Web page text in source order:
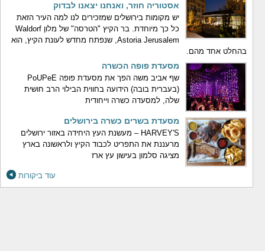
אסטוריה חוזר, ואנחנו יצאנו לבדוק
יש מקומות בירושלים שמזכירים לנו למה העיר הזאת
כל כך מיוחדת. בר הקיץ "הטרסה" של מלון Waldorf
Astoria Jerusalem, שנפתח מחדש לעונת הקיץ, הוא
בהחלט אחד מהם.
מסעדת פופה הכשרה
שף אביב משה הפך את מסעדת פופה PoUPeE
(בעברית בובה) הידועה בחווית הבילוי הרב חושית
שלה, למסעדה כשרה וייחודית
מסעדת בשרים כשרה בירושלים
HARVEY'S – מעשנת העץ היחידה באזור ירושלים
מרעננת את התפריט לכבוד הקיץ ולראשונה בארץ
מציגה סלמון בעישון עץ ארז
עוד ביקורות